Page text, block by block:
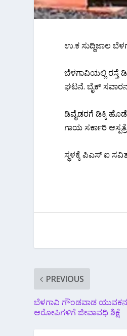
ಉ.ಕ ಸುದ್ದಿಜಾಲ
ಬೆಳಗಾವಿಯಲ್ಲಿ ರಸ್ತೆ
ಘಟನೆ. ಬೈಕ್
ಡಿವೈಡರಗೆ ಡಿಕ್ಕಿ
ಗಾಯ ಸರ್ಕಾರಿ
ಸ್ಥಳಕ್ಕೆ ಪಿಎಸ್ ಐ
PREVIOUS
ಬೆಳಗಾವಿ ಗೌಂಡವಾಡ ಯುವಕನ
ಆರೋಪಿಗಳಿಗೆ ಜೀವಾವಧಿ ಶಿಕ್ಷೆ